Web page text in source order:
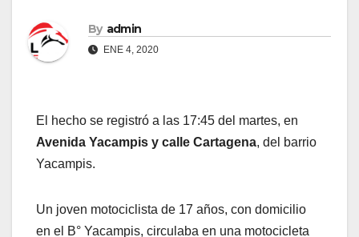
By admin
ENE 4, 2020
El hecho se registró a las 17:45 del martes, en
Avenida Yacampis y calle Cartagena, del barrio
Yacampis.
Un joven motociclista de 17 años, con domicilio
en el B° Yacampis, circulaba en una motocicleta